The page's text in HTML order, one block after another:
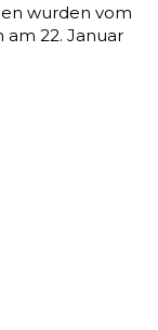
wurden vom
am 22. Januar